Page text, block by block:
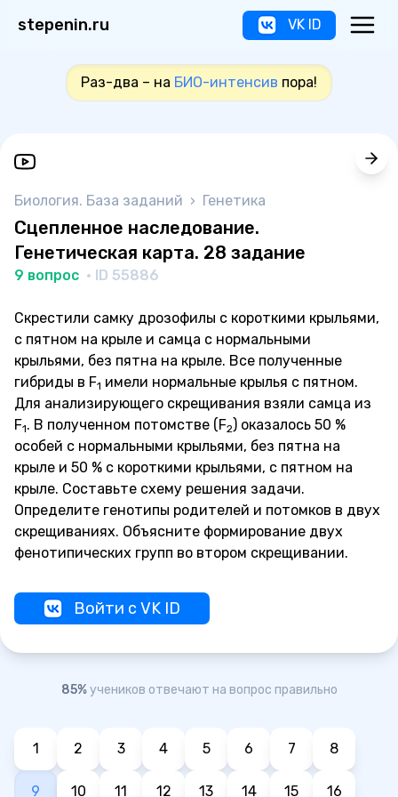
stepenin.ru VK ID
Раз-два – на БИО-интенсив пора!
Биология. База заданий › Генетика
Сцепленное наследование.
Генетическая карта. 28 задание
9 вопрос · ID 55886
Скрестили самку дрозофилы с короткими крыльями,
с пятном на крыле и самца с нормальными
крыльями, без пятна на крыле. Все полученные
гибриды в F1 имели нормальные крылья с пятном.
Для анализирующего скрещивания взяли самца из
F1. В полученном потомстве (F2) оказалось 50 %
особей с нормальными крыльями, без пятна на
крыле и 50 % с короткими крыльями, с пятном на
крыле. Составьте схему решения задачи.
Определите генотипы родителей и потомков в двух
скрещиваниях. Объясните формирование двух
фенотипических групп во втором скрещивании.
Войти с VK ID
85%учеников отвечают на вопрос правильно
1 2 3 4 5 6 7 8
9 10 11 12 13 14 15 16